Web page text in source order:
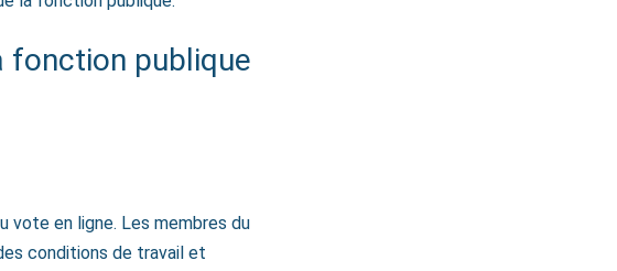
fonction publique
vote en ligne. Les membres du
conditions de travail et